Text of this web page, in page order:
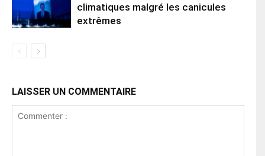
climatiques malgré les canicules
extrêmes
LAISSER UN COMMENTAIRE